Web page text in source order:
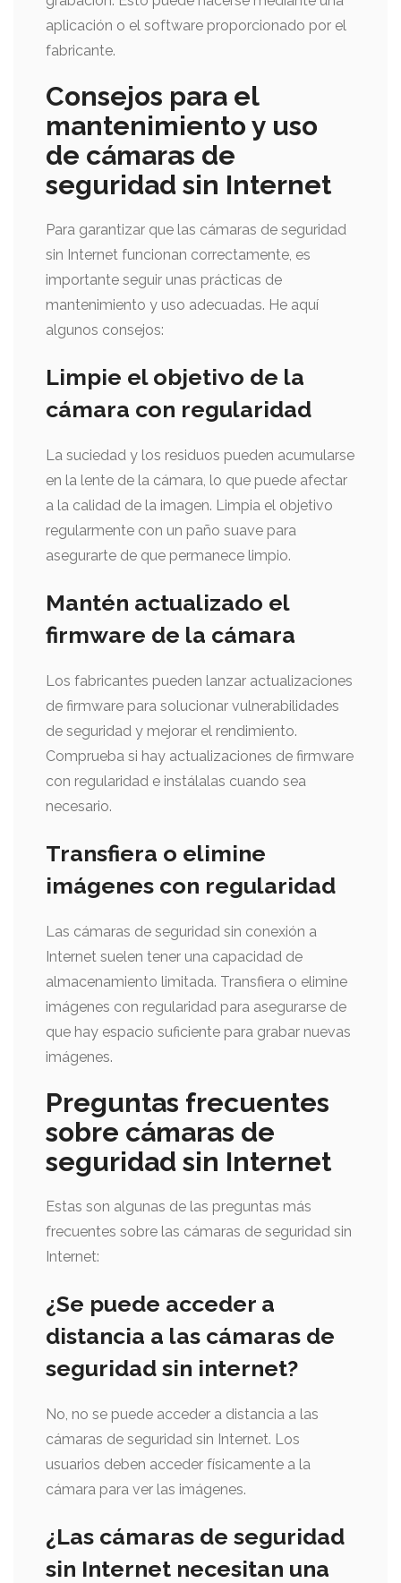
aplicación o el software proporcionado por el
fabricante.
Consejos para el
mantenimiento y uso
de cámaras de
seguridad sin Internet
Para garantizar que las cámaras de seguridad
sin Internet funcionan correctamente, es
importante seguir unas prácticas de
mantenimiento y uso adecuadas. He aquí
algunos consejos:
Limpie el objetivo de la
cámara con regularidad
La suciedad y los residuos pueden acumularse
en la lente de la cámara, lo que puede afectar
a la calidad de la imagen. Limpia el objetivo
regularmente con un paño suave para
asegurarte de que permanece limpio.
Mantén actualizado el
firmware de la cámara
Los fabricantes pueden lanzar actualizaciones
de firmware para solucionar vulnerabilidades
de seguridad y mejorar el rendimiento.
Comprueba si hay actualizaciones de firmware
con regularidad e instálalas cuando sea
necesario.
Transfiera o elimine
imágenes con regularidad
Las cámaras de seguridad sin conexión a
Internet suelen tener una capacidad de
almacenamiento limitada. Transfiera o elimine
imágenes con regularidad para asegurarse de
que hay espacio suficiente para grabar nuevas
imágenes.
Preguntas frecuentes
sobre cámaras de
seguridad sin Internet
Estas son algunas de las preguntas más
frecuentes sobre las cámaras de seguridad sin
Internet:
¿Se puede acceder a
distancia a las cámaras de
seguridad sin internet?
No, no se puede acceder a distancia a las
cámaras de seguridad sin Internet. Los
usuarios deben acceder físicamente a la
cámara para ver las imágenes.
¿Las cámaras de seguridad
sin Internet necesitan una